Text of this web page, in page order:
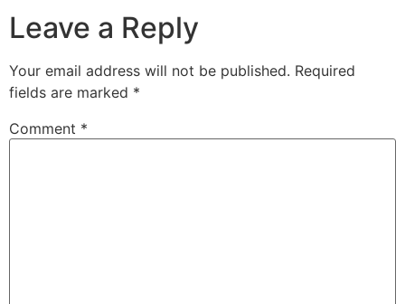
Leave a Reply
Your email address will not be published. Required
fields are marked *
Comment *